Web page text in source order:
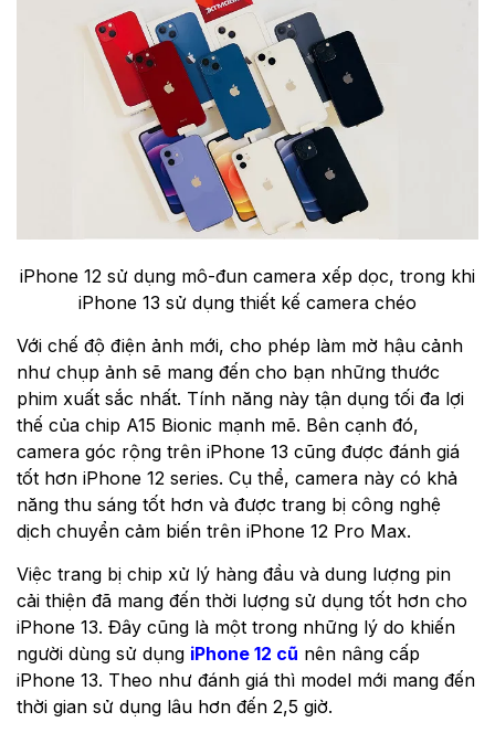
iPhone 12 sử dụng mô-đun camera xếp dọc, trong khi
iPhone 13 sử dụng thiết kế camera chéo
Với chế độ điện ảnh mới, cho phép làm mờ hậu cảnh
như chụp ảnh sẽ mang đến cho bạn những thước
phim xuất sắc nhất. Tính năng này tận dụng tối đa lợi
thế của chip A15 Bionic mạnh mẽ. Bên cạnh đó,
camera góc rộng trên iPhone 13 cũng được đánh giá
tốt hơn iPhone 12 series. Cụ thể, camera này có khả
năng thu sáng tốt hơn và được trang bị công nghệ
dịch chuyển cảm biến trên iPhone 12 Pro Max.
Việc trang bị chip xử lý hàng đầu và dung lượng pin
cải thiện đã mang đến thời lượng sử dụng tốt hơn cho
iPhone 13. Đây cũng là một trong những lý do khiến
người dùng sử dụng iPhone 12 cũ nên nâng cấp
iPhone 13. Theo như đánh giá thì model mới mang đến
thời gian sử dụng lâu hơn đến 2,5 giờ.